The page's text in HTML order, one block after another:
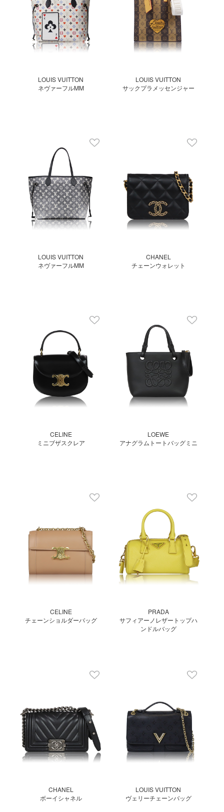
LOUIS VUITTON
ネヴァーフルMM
LOUIS VUITTON
サックプラメッセンジャー
LOUIS VUITTON
ネヴァーフルMM
CHANEL
チェーンウォレット
CELINE
ミニブザスクレア
LOEWE
アナグラムトートバッグミニ
CELINE
チェーンショルダーバッグ
PRADA
サフィアーノレザートップハ
ンドルバッグ
CHANEL
ボーイシャネル
LOUIS VUITTON
ヴェリーチェーンバッグ